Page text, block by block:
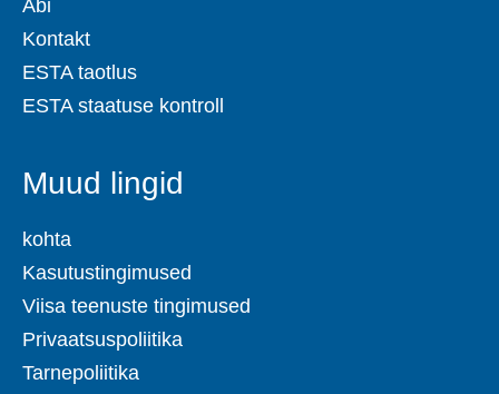
Abi
Kontakt
ESTA taotlus
ESTA staatuse kontroll
Muud lingid
kohta
Kasutustingimused
Viisa teenuste tingimused
Privaatsuspoliitika
Tarnepoliitika